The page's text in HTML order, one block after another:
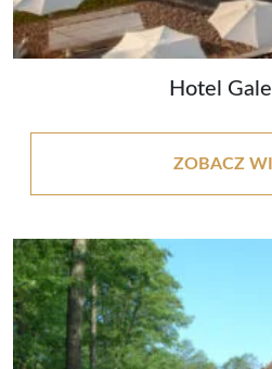
Hotel
ZOBACZ